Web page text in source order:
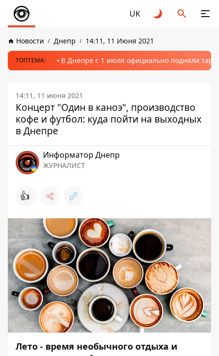
UK
Новости Днепр 14:11, 11 Июня 2021
ТОПТЕМА: В Днепре с 1 июля официально подняли
14:11, 11 июня 2021
Концерт "Один в каноэ", производство
кофе и футбол: куда пойти на выходных
в Днепре
Информатор Днепр
ЖУРНАЛИСТ
👍
Лето - время необычного отдыха и